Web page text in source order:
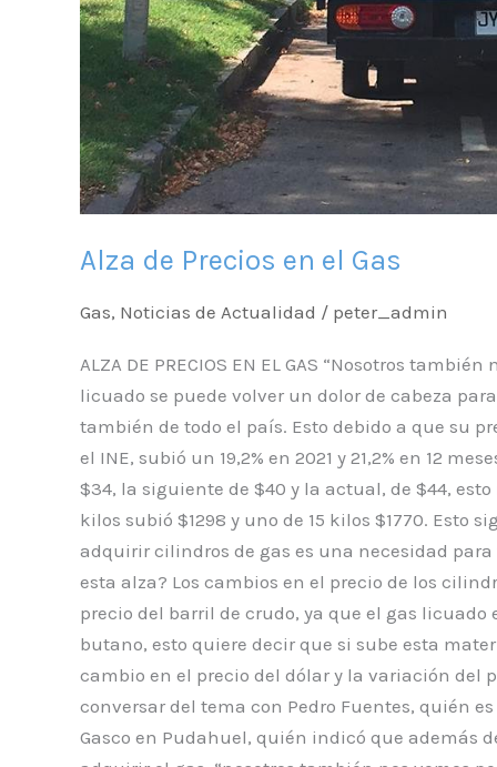
Alza de Precios en el Gas
Gas, Noticias de Actualidad / peter_admin
ALZA DE PRECIOS EN EL GAS “Nosotros
licuado se puede volver un dolor de cabeza
también de todo el país. Esto debido a que su
el INE, subió un 19,2% en 2021 y 21,2% en 12
$34, la siguiente de $40 y la actual, de $44,
kilos subió $1298 y uno de 15 kilos $1770. Esto
adquirir cilindros de gas es una necesidad para
esta alza? Los cambios en el precio de los
precio del barril de crudo, ya que el gas
butano, esto quiere decir que si sube esta
cambio en el precio del dólar y la variación del
conversar del tema con Pedro Fuentes, quién
Gasco en Pudahuel, quién indicó que además